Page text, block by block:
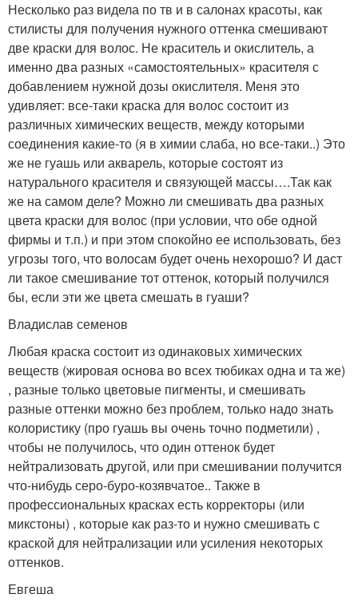
Несколько раз видела по тв и в салонах красоты, как
стилисты для получения нужного оттенка смешивают
две краски для волос. Не краситель и окислитель, а
именно два разных «самостоятельных» красителя с
добавлением нужной дозы окислителя. Меня это
удивляет: все-таки краска для волос состоит из
различных химических веществ, между которыми
соединения какие-то (я в химии слаба, но все-таки..) Это
же не гуашь или акварель, которые состоят из
натурального красителя и связующей массы….Так как
же на самом деле? Можно ли смешивать два разных
цвета краски для волос (при условии, что обе одной
фирмы и т.п.) и при этом спокойно ее использовать, без
угрозы того, что волосам будет очень нехорошо? И даст
ли такое смешивание тот оттенок, который получился
бы, если эти же цвета смешать в гуаши?
Владислав семенов
Любая краска состоит из одинаковых химических
веществ (жировая основа во всех тюбиках одна и та же)
, разные только цветовые пигменты, и смешивать
разные оттенки можно без проблем, только надо знать
колористику (про гуашь вы очень точно подметили) ,
чтобы не получилось, что один оттенок будет
нейтрализовать другой, или при смешивании получится
что-нибудь серо-буро-козявчатое.. Также в
профессиональных красках есть корректоры (или
микстоны) , которые как раз-то и нужно смешивать с
краской для нейтрализации или усиления некоторых
оттенков.
Евгеша